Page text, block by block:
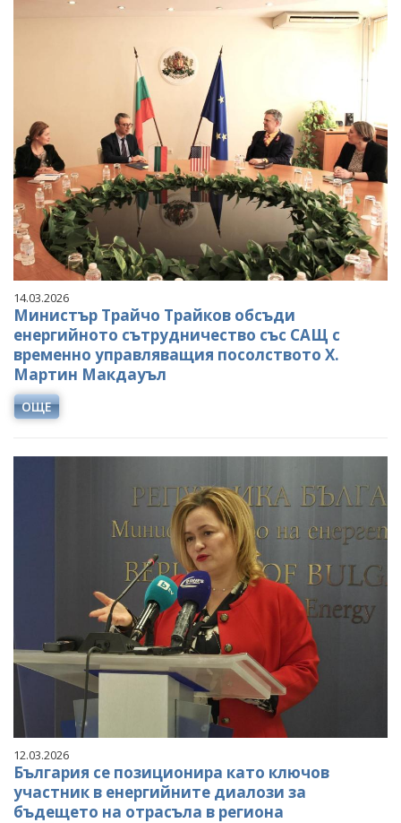
14.03.2026
Министър Трайчо Трайков обсъди
енергийното сътрудничество със САЩ с
временно управляващия посолството Х.
Мартин Макдауъл
ОЩЕ
12.03.2026
България се позиционира като ключов
участник в енергийните диалози за
бъдещето на отрасъла в региона